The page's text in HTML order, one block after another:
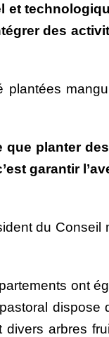
des
planter
garantir
du
ont
arbres